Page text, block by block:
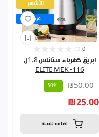
الأشهر
عرض
0
ابريق كهرباء ستانلس 1.8ل
ELITE MEK -116
₪50.00
-50%
₪25.00
اضافة للسلة